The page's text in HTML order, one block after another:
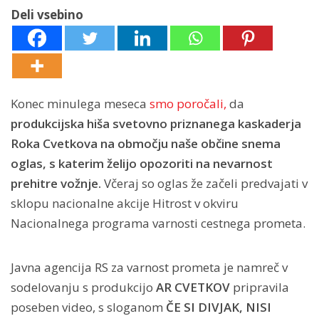
Deli vsebino
Konec minulega meseca smo poročali, da
produkcijska hiša svetovno priznanega kaskaderja
Roka Cvetkova na območju naše občine snema
oglas, s katerim želijo opozoriti na nevarnost
prehitre vožnje. Včeraj so oglas že začeli predvajati v
sklopu nacionalne akcije Hitrost v okviru
Nacionalnega programa varnosti cestnega prometa.
Javna agencija RS za varnost prometa je namreč v
sodelovanju s produkcijo AR CVETKOV pripravila
poseben video, s sloganom ČE SI DIVJAK, NISI